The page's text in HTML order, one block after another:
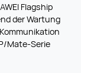
Flagship
der Wartung
Mate-Serie